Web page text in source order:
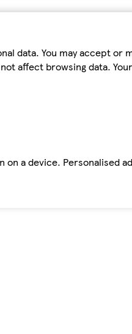
data. You may accept or
affect browsing data.
a device. Personalised